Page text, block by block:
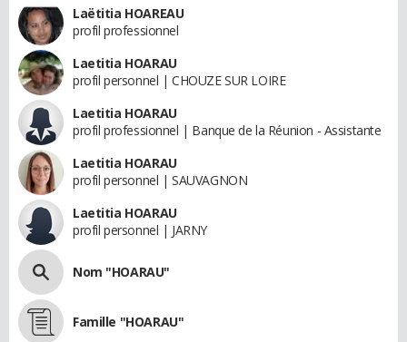
Laëtitia HOAREAU
profil professionnel
Laetitia HOARAU
profil personnel | CHOUZE SUR LOIRE
Laetitia HOARAU
profil professionnel | Banque de la Réunion - Assistante
Laetitia HOARAU
profil personnel | SAUVAGNON
Laetitia HOARAU
profil personnel | JARNY
Nom "HOARAU"
Famille "HOARAU"